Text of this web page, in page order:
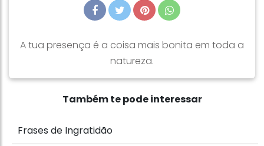
A tua presença é a coisa mais bonita em toda a
natureza.
Também te pode interessar
Frases de Ingratidão